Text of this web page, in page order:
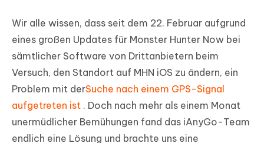
iAnyGo
Wir alle wissen, dass seit dem 22. Februar aufgrund
eines großen Updates für Monster Hunter Now bei
sämtlicher Software von Drittanbietern beim
Versuch, den Standort auf MHN iOS zu ändern, ein
Problem mit derSuche nach einem GPS-Signal
aufgetreten ist . Doch nach mehr als einem Monat
unermüdlicher Bemühungen fand das iAnyGo-Team
endlich eine Lösung und brachte uns eine